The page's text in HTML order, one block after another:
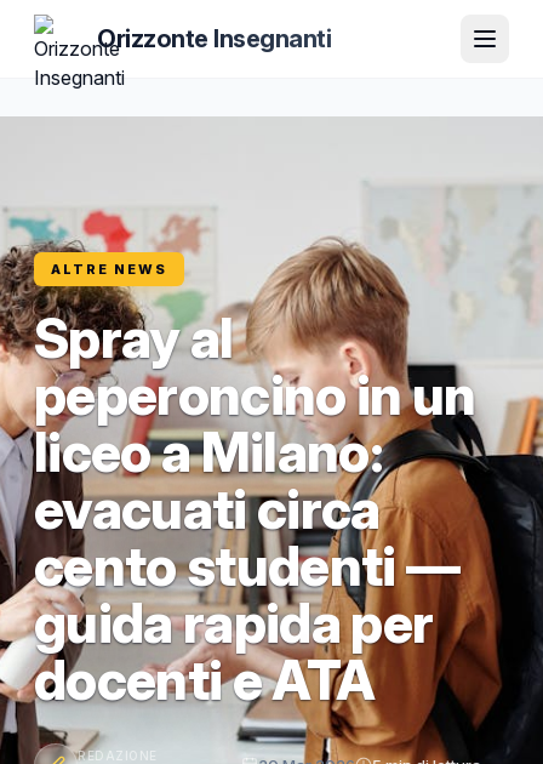
Orizzonte Insegnanti
ALTRE NEWS
Spray al
peperoncino in un
liceo a Milano:
evacuati circa
cento studenti —
guida rapida per
docenti e ATA
REDAZIONE